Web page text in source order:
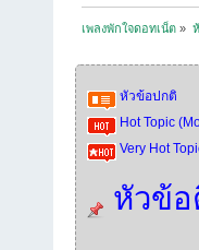
เพลงพักใจดอทเน็ต »
หัวข้อปกติ
Hot Topic
Very Hot
หัวข้